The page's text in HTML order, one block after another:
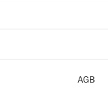
AGB